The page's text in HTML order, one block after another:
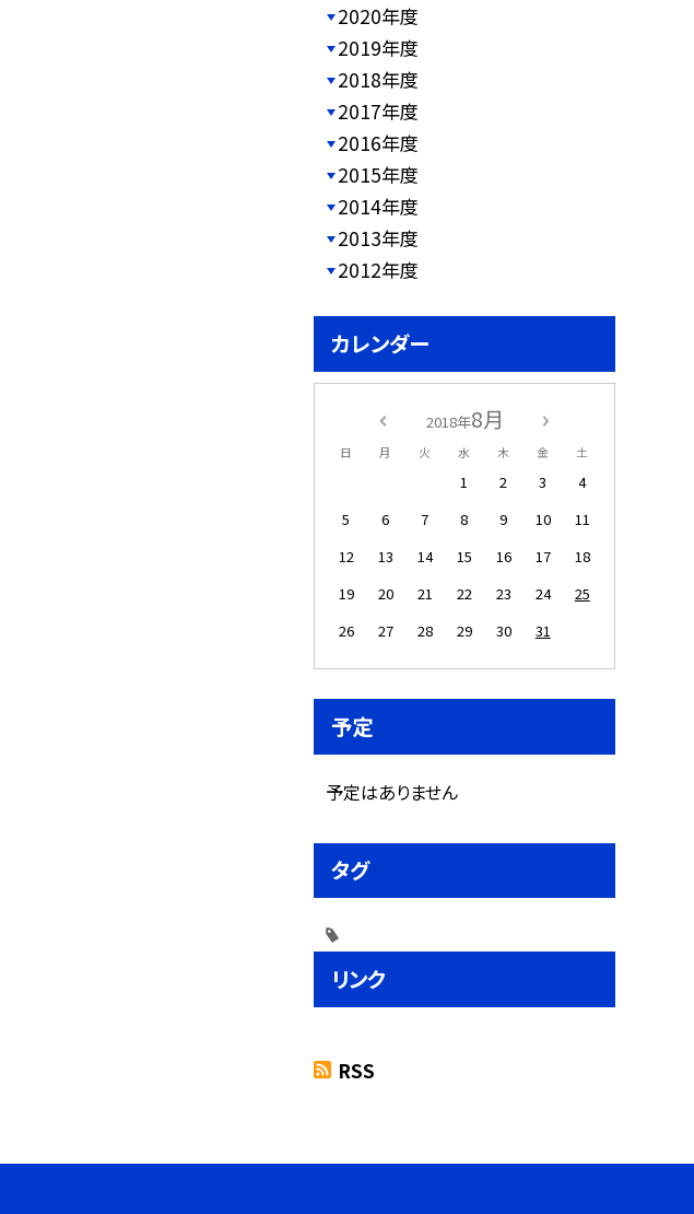
2020年度
2019年度
2018年度
2017年度
2016年度
2015年度
2014年度
2013年度
2012年度
カレンダー
2018年8月
日 月 火 水 木 金 土
1 2 3
4
5
6 7 8 9 10
11
12
13 14 15 16 17
18
19
20 21 22 23 24
25
26
27 28 29 30 31
予定
予定はありません
タグ
リンク
RSS